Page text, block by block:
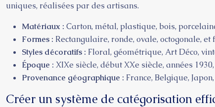
uniques, réalisées par des artisans.
Matériaux : Carton, métal, plastique, bois,
Formes : Rectangulaire, ronde, ovale, octogonale,
Styles décoratifs : Floral, géométrique, Art Déco,
Époque : XIXe siècle, début XXe siècle, années
Provenance géographique : France, Belgique,
Créer un système de catégorisation